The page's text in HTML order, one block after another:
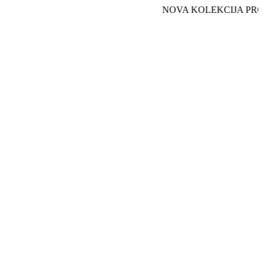
NOVA KOLEKCIJA